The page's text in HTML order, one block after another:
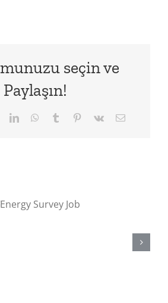
seçin ve
Paylaşın!
LinkedInWhatsApp
Tumblr Pinterest
Vk
E-